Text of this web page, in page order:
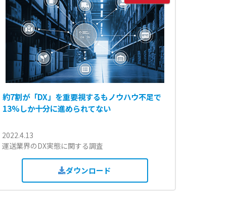
約7割が「DX」を重要視するもノウハウ不足で
13%しか十分に進められてない
2022.4.13
運送業界のDX実態に関する調査
ダウンロード